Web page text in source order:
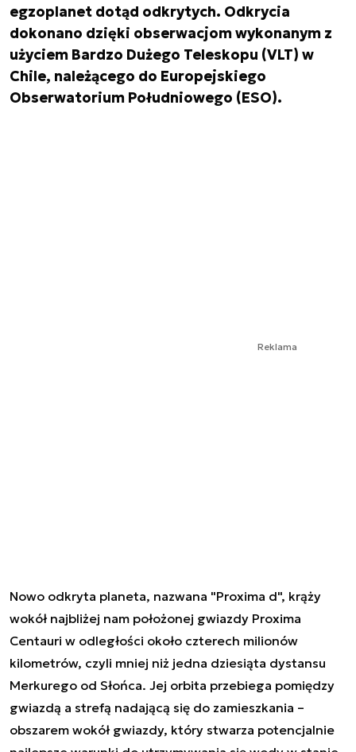
egzoplanet dotąd odkrytych. Odkrycia
dokonano dzięki obserwacjom wykonanym z
użyciem Bardzo Dużego Teleskopu (VLT) w
Chile, należącego do Europejskiego
Obserwatorium Południowego (ESO).
Reklama
Nowo odkryta planeta, nazwana "Proxima d", krąży
wokół najbliżej nam położonej gwiazdy Proxima
Centauri w odległości około czterech milionów
kilometrów, czyli mniej niż jedna dziesiąta dystansu
Merkurego od Słońca. Jej orbita przebiega pomiędzy
gwiazdą a strefą nadającą się do zamieszkania –
obszarem wokół gwiazdy, który stwarza potencjalnie